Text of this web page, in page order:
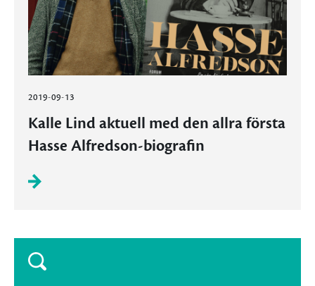
2019-09-13
Kalle Lind aktuell med den allra första
Hasse Alfredson-biografin